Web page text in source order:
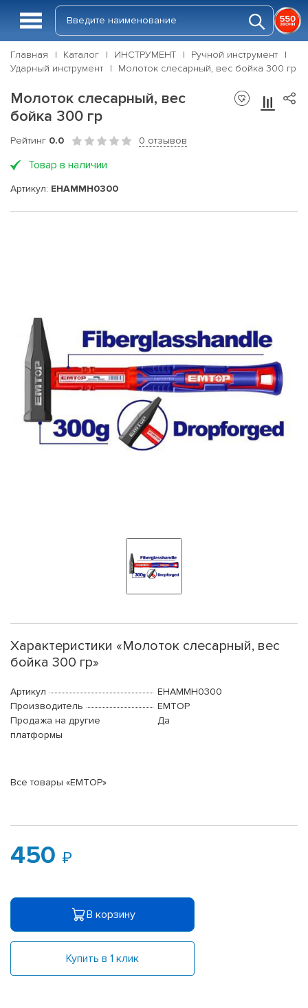
Главная Каталог ИНСТРУМЕНТ
Ручной инструмент
Ударный инструмент
Молоток слесарный, вес бойка 300 гр
Молоток слесарный, вес
бойка 300 гр
Рейтинг 0.0 0 отзывов
Товар в наличии
Артикул: EHAMMH0300
Характеристики «Молоток слесарный, вес
бойка 300 гр»
Артикул
EHAMMH0300
Производитель
EMTOP
Продажа на другие
платформы
Да
Все товары «EMTOP»
450
В корзину
Купить в 1 клик